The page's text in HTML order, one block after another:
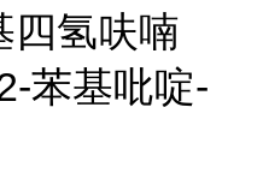
四氢呋喃
苯基吡啶-